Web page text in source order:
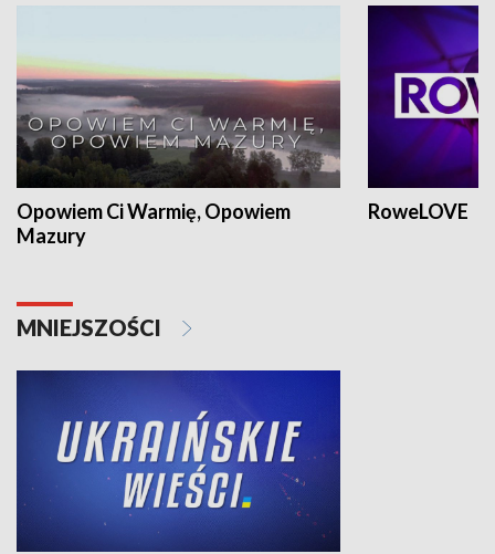
Opowiem Ci Warmię, Opowiem
Mazury
RoweLOVE
MNIEJSZOŚCI